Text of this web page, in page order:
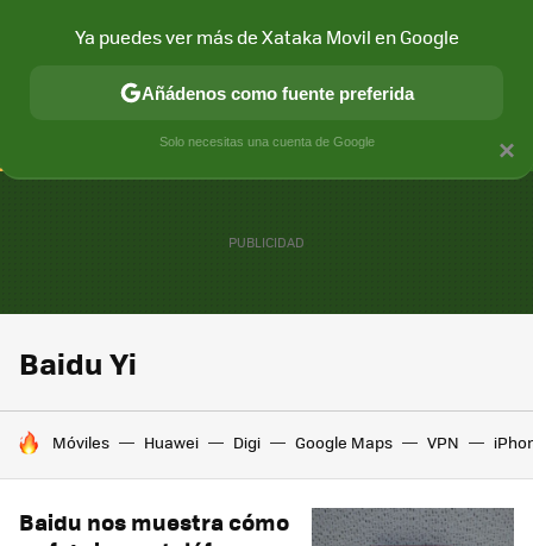
CONECTIVIDAD MÓVIL Y SOCIEDAD APLICACIONES
Baidu Yi
HOY SE HABLA DE
Móviles Huawei Digi Google Maps VPN
Baidu nos muestra cómo
×
Ya puedes ver más de Xataka Movil en Google
Añádenos como fuente preferida
Solo necesitas una cuenta de Google